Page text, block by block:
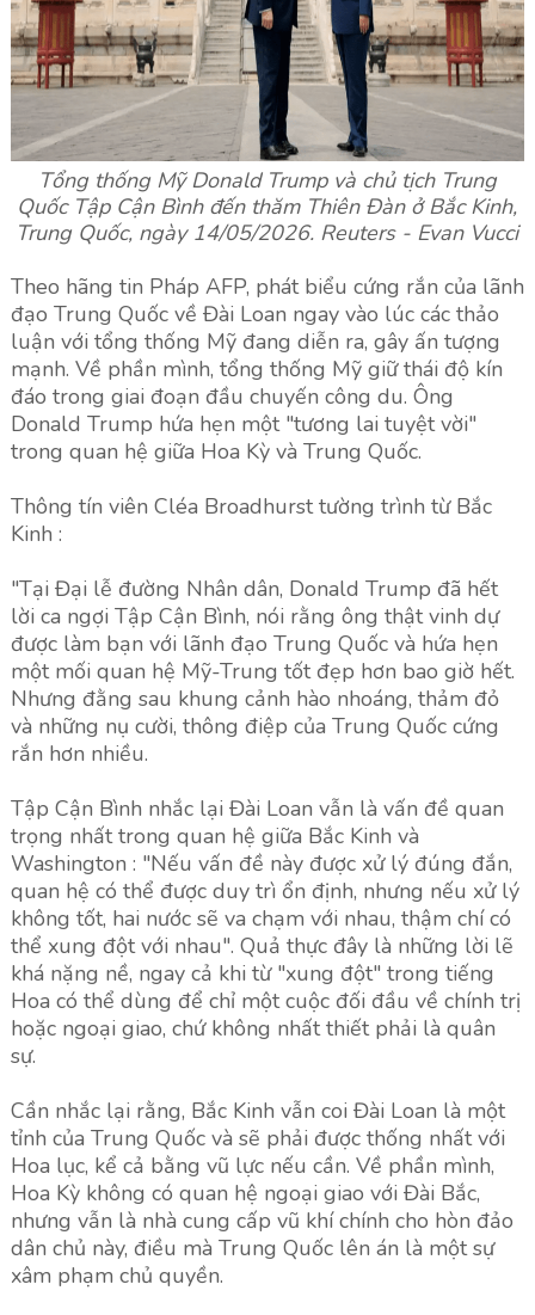
Tổng thống Mỹ Donald Trump và chủ tịch Trung
Quốc Tập Cận Bình đến thăm Thiên Đàn ở Bắc Kinh,
Trung Quốc, ngày 14/05/2026. Reuters - Evan Vucci
Theo hãng tin Pháp AFP, phát biểu cứng rắn của lãnh
đạo Trung Quốc về Đài Loan ngay vào lúc các thảo
luận với tổng thống Mỹ đang diễn ra, gây ấn tượng
mạnh. Về phần mình, tổng thống Mỹ giữ thái độ kín
đáo trong giai đoạn đầu chuyến công du. Ông
Donald Trump hứa hẹn một "tương lai tuyệt vời"
trong quan hệ giữa Hoa Kỳ và Trung Quốc.
Thông tín viên Cléa Broadhurst tường trình từ Bắc
Kinh :
"Tại Đại lễ đường Nhân dân, Donald Trump đã hết
lời ca ngợi Tập Cận Bình, nói rằng ông thật vinh dự
được làm bạn với lãnh đạo Trung Quốc và hứa hẹn
một mối quan hệ Mỹ-Trung tốt đẹp hơn bao giờ hết.
Nhưng đằng sau khung cảnh hào nhoáng, thảm đỏ
và những nụ cười, thông điệp của Trung Quốc cứng
rắn hơn nhiều.
Tập Cận Bình nhắc lại Đài Loan vẫn là vấn đề quan
trọng nhất trong quan hệ giữa Bắc Kinh và
Washington : "Nếu vấn đề này được xử lý đúng đắn,
quan hệ có thể được duy trì ổn định, nhưng nếu xử lý
không tốt, hai nước sẽ va chạm với nhau, thậm chí có
thể xung đột với nhau". Quả thực đây là những lời lẽ
khá nặng nề, ngay cả khi từ "xung đột" trong tiếng
Hoa có thể dùng để chỉ một cuộc đối đầu về chính trị
hoặc ngoại giao, chứ không nhất thiết phải là quân
sự.
Cần nhắc lại rằng, Bắc Kinh vẫn coi Đài Loan là một
tỉnh của Trung Quốc và sẽ phải được thống nhất với
Hoa lục, kể cả bằng vũ lực nếu cần. Về phần mình,
Hoa Kỳ không có quan hệ ngoại giao với Đài Bắc,
nhưng vẫn là nhà cung cấp vũ khí chính cho hòn đảo
dân chủ này, điều mà Trung Quốc lên án là một sự
xâm phạm chủ quyền.